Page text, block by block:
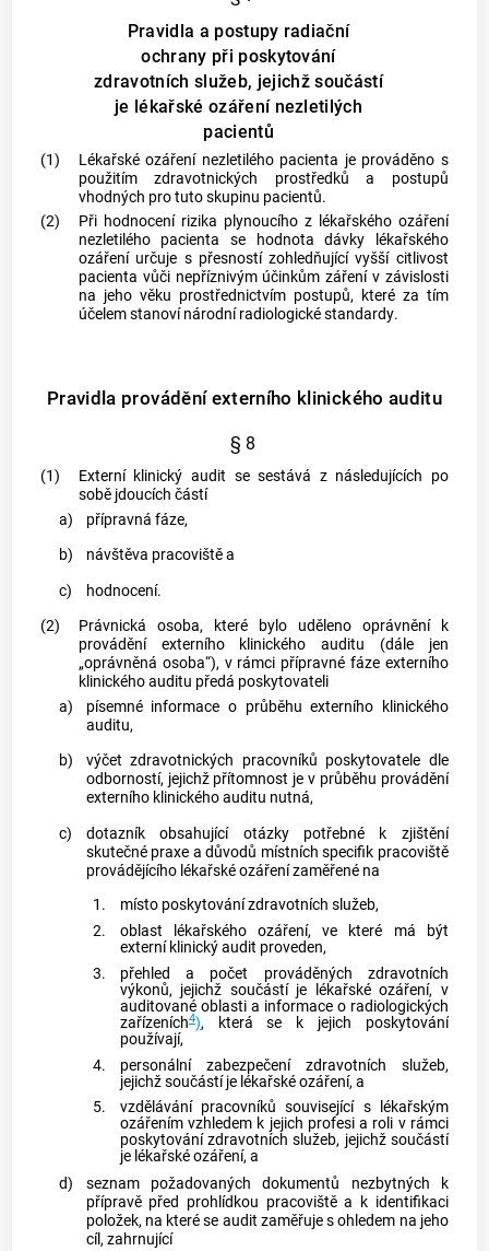
Pravidla a postupy radiační
ochrany při poskytování
zdravotních služeb, jejichž součástí
je lékařské ozáření nezletilých
pacientů
(1) Lékařské ozářenínezletilého pacienta je prováděno s
použitím zdravotnických prostředků a postupů
vhodných pro tuto skupinu pacientů.
(2)
Při hodnocení rizika plynoucího z lékařského ozáření
nezletilého pacienta se hodnota dávky
lékařského
ozářeníurčuje s přesností zohledňující vyšší citlivost
pacienta vůči nepříznivým účinkům záření v závislosti
na jeho věku prostřednictvím postupů, které za tím
účelem stanovínárodní radiologické standardy.
Pravidla provádění externího klinického auditu
§ 8
(1)
Externí klinický audit se sestává z následujících po
sobě jdoucích částí
a)
přípravná fáze,
b)
návštěva pracoviště a
c)
hodnocení.
(2)
Právnická osoba, které bylo uděleno oprávnění k
provádění externího klinického auditu (dále jen
„oprávněná osoba“), v rámci přípravné fáze externího
klinického auditu předá poskytovateli
a)
písemné informace o průběhu externího klinického
auditu,
b)
výčet zdravotnických pracovníků poskytovatele dle
odborností, jejichž přítomnost je v průběhu provádění
externího klinického auditu nutná,
c)
dotazník obsahující otázky potřebné k zjištění
skutečné praxe a důvodů místních specifik pracoviště
provádějícího lékařské ozářenízaměřené na
1.
místo poskytování zdravotních služeb,
2.
oblast lékařského ozáření, ve které má být
externí klinický audit proveden,
3.
přehled a počet prováděných zdravotních
výkonů, jejichž součástí je
lékařské ozáření, v
auditované oblasti a informace o radiologických
zařízeních4), která se k jejich poskytování
používají,
4.
personální zabezpečení zdravotních služeb,
jejichž součástí je lékařské ozáření, a
5.
vzdělávání pracovníků související s
lékařským
ozářenímvzhledem k jejich profesi a roli v rámci
poskytování zdravotních služeb, jejichž součástí
je lékařské ozáření, a
d)
seznam požadovaných dokumentů nezbytných k
přípravě před prohlídkou pracoviště a k identifikaci
položek, na které se audit zaměřuje s ohledem na jeho
cíl, zahrnující